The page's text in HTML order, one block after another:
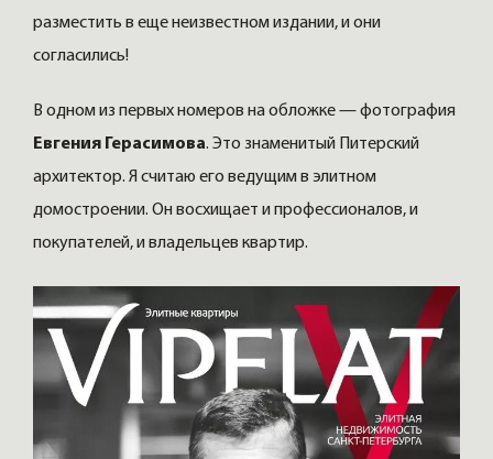
разместить в еще неизвестном издании, и они
согласились!
В одном из первых номеров на обложке — фотография
Евгения Герасимова. Это знаменитый Питерский
архитектор. Я считаю его ведущим в элитном
домостроении. Он восхищает и профессионалов, и
покупателей, и владельцев квартир.